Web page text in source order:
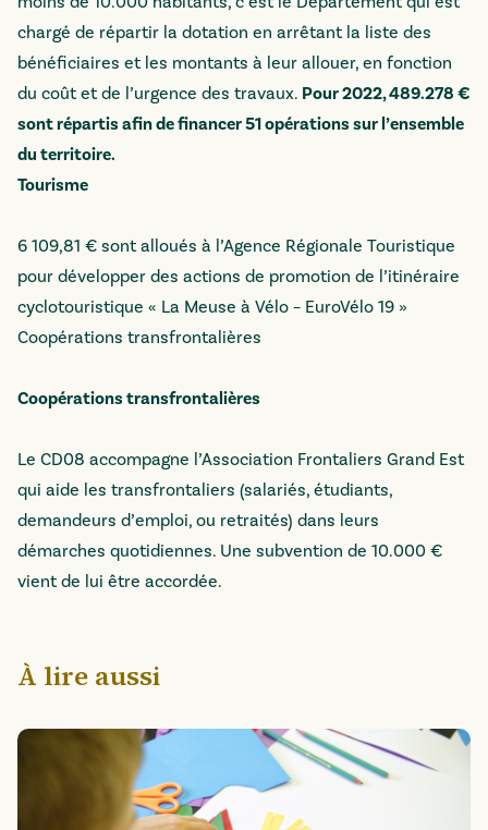
chargé de répartir la dotation en arrêtant la liste des
bénéficiaires et les montants à leur allouer, en fonction
du coût et de l’urgence des travaux. Pour 2022, 489.278 €
sont répartis afin de financer 51 opérations sur l’ensemble
du territoire.
Tourisme
6 109,81 € sont alloués à l’Agence Régionale Touristique
pour développer des actions de promotion de l’itinéraire
cyclotouristique « La Meuse à Vélo – EuroVélo 19 »
Coopérations transfrontalières
Coopérations transfrontalières
Le CD08 accompagne l’Association Frontaliers Grand Est
qui aide les transfrontaliers (salariés, étudiants,
demandeurs d’emploi, ou retraités) dans leurs
démarches quotidiennes. Une subvention de 10.000 €
vient de lui être accordée.
À lire aussi